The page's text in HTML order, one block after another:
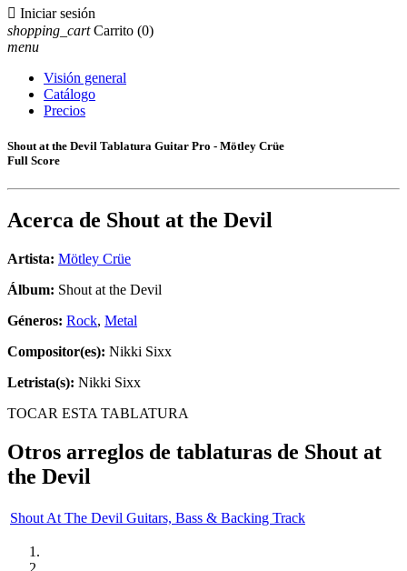
 Iniciar sesión
shopping_cart Carrito (0)
menu
Visión general
Catálogo
Precios
Shout at the Devil Tablatura Guitar Pro - Mötley Crüe
Full Score
Acerca de Shout at the Devil
Artista: Mötley Crüe
Álbum: Shout at the Devil
Géneros: Rock, Metal
Compositor(es): Nikki Sixx
Letrista(s): Nikki Sixx
TOCAR ESTA TABLATURA
Otros arreglos de tablaturas de Shout at
the Devil
Shout At The Devil Guitars, Bass & Backing Track